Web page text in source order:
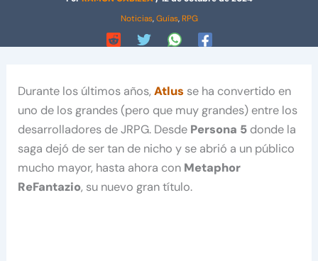
Noticias,Guías, RPG
Durante los últimos años,Atlus se ha convertido en
uno de los grandes (pero que muy grandes) entre los
desarrolladores de JRPG. Desde Persona 5 donde la
saga dejó de ser tan de nicho y se abrió a un público
mucho mayor, hasta ahora con Metaphor
ReFantazio, su nuevo gran título.